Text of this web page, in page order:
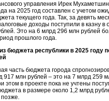
управления Ирек Мухаметшин
на 2025 год составлен с учетом
текущего года. Так, за девять
доходы поступили в казну в
Это на 6 млрд 296 млн рублей
прошлого года.
бюджета республики в 2025 году
часть бюджета города
917 млн рублей – это на 7 млрд 259
этом в проекте пока не учтены
в размере около 1,2 млрд